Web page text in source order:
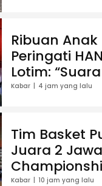
Ribuan
Peringati
Lotim:
Sampai
Kabar 4 jam yang lalu
Tim Basket
Juara 2
Kabar 10 jam yang lalu